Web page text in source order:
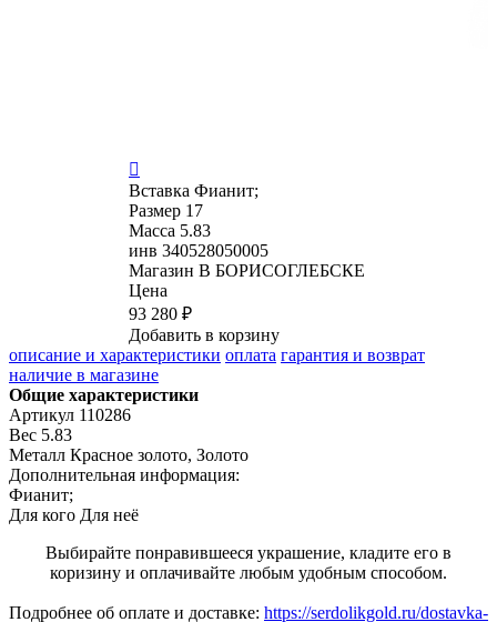

Вставка Фианит;
Размер 17
Масса 5.83
инв 340528050005
Магазин В БОРИСОГЛЕБСКЕ
Цена
93 280 ₽
Добавить в корзину
описание и характеристики оплата гарантия и возврат
наличие в магазине
Общие характеристики
Артикул 110286
Вес 5.83
Металл Красное золото, Золото
Дополнительная информация:
Фианит;
Для кого Для неё
Выбирайте понравившееся украшение, кладите его в
коризину и оплачивайте любым удобным способом.
Подробнее об оплате и доставке: https://serdolikgold.ru/dostavka-